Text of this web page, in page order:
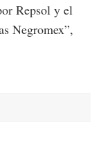
Repsol y el
Negromex”,